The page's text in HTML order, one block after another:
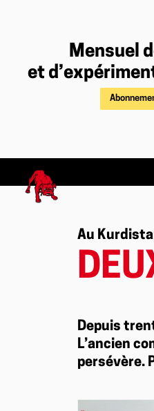
Mensuel
et
Au
Depuis
L’ancien
persévère.